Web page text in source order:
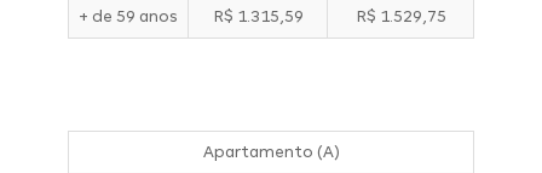
+ de 59 anos R$ 1.315,59 R$ 1.529,75
Apartamento (A)